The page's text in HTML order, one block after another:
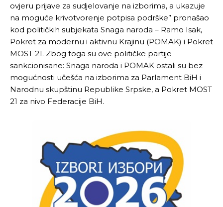
ovjeru prijave za sudjelovanje na izborima, a ukazuje
na moguće krivotvorenje potpisa podrške” pronašao
kod političkih subjekata Snaga naroda – Ramo Isak,
Pokret za modernu i aktivnu Krajinu (POMAK) i Pokret
MOST 21. Zbog toga su ove političke partije
sankcionisane: Snaga naroda i POMAK ostali su bez
mogućnosti učešća na izborima za Parlament BiH i
Narodnu skupštinu Republike Srpske, a Pokret MOST
21 za nivo Federacije BiH.